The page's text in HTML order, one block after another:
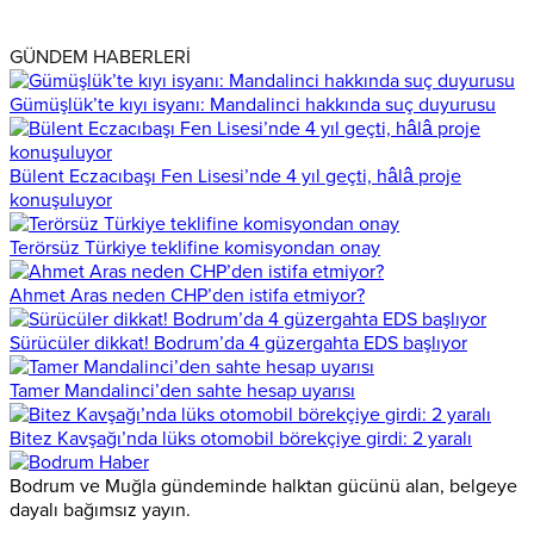
GÜNDEM HABERLERİ
Gümüşlük’te kıyı isyanı: Mandalinci hakkında suç duyurusu
Bülent Eczacıbaşı Fen Lisesi’nde 4 yıl geçti, hâlâ proje
konuşuluyor
Terörsüz Türkiye teklifine komisyondan onay
Ahmet Aras neden CHP’den istifa etmiyor?
Sürücüler dikkat! Bodrum’da 4 güzergahta EDS başlıyor
Tamer Mandalinci’den sahte hesap uyarısı
Bitez Kavşağı’nda lüks otomobil börekçiye girdi: 2 yaralı
Bodrum ve Muğla gündeminde halktan gücünü alan, belgeye
dayalı bağımsız yayın.